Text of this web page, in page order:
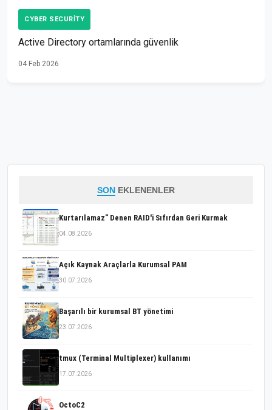
CYBER SECURITY
Active Directory ortamlarında güvenlik
04 Feb 2026
SON EKLENENLER
Kurtarılamaz" Denen RAID'i Sıfırdan Geri Kurmak
04.08.2026
Açık Kaynak Araçlarla Kurumsal PAM
30.07.2026
Başarılı bir kurumsal BT yönetimi
23.07.2026
tmux (Terminal Multiplexer) kullanımı
17.07.2026
OctoC2